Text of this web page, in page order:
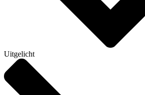
Uitgelicht